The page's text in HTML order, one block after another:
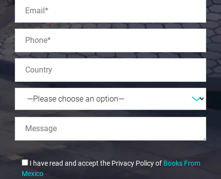
I have read and accept the Privacy Policy of Books From
Mexico